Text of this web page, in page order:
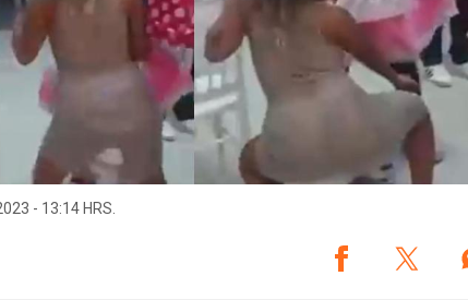
- 13:14 HRS.